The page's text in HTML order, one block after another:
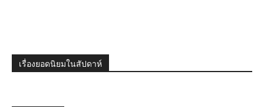
เรื่องยอดนิยมในสัปดาห์